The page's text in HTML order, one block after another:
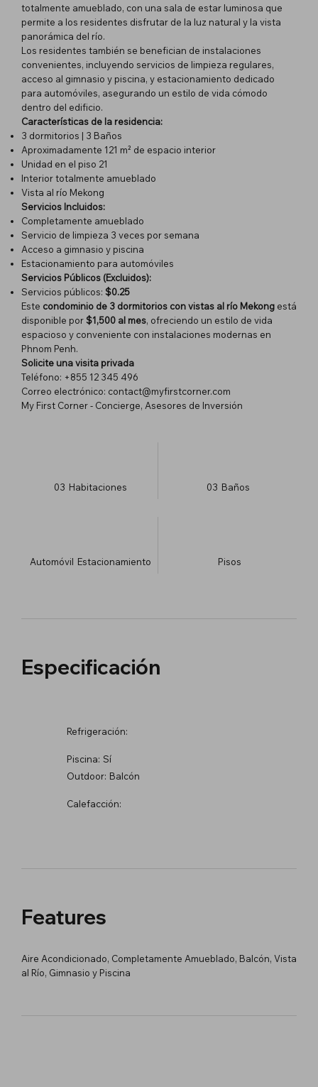
totalmente amueblado, con una sala de estar luminosa que
permite a los residentes disfrutar de la luz natural y la vista
panorámica del río.
Los residentes también se benefician de instalaciones
convenientes, incluyendo servicios de limpieza regulares,
acceso al gimnasio y piscina, y estacionamiento dedicado
para automóviles, asegurando un estilo de vida cómodo
dentro del edificio.
Características de la residencia:
3 dormitorios | 3 Baños
Aproximadamente 121 m² de espacio interior
Unidad en el piso 21
Interior totalmente amueblado
Vista al río Mekong
Servicios Incluidos:
Completamente amueblado
Servicio de limpieza 3 veces por semana
Acceso a gimnasio y piscina
Estacionamiento para automóviles
Servicios Públicos (Excluidos):
Servicios públicos: $0.25
Este condominio de 3 dormitorios con vistas al río Mekong está
disponible por $1,500 al mes, ofreciendo un estilo de vida
espacioso y conveniente con instalaciones modernas en
Phnom Penh.
Solicite una visita privada
Teléfono: +855 12 345 496
Correo electrónico: contact@myfirstcorner.com
My First Corner - Concierge, Asesores de Inversión
03 Habitaciones 03 Baños
Automóvil Estacionamiento ​Pisos
Especificación
Refrigeración:
Piscina: Sí
Outdoor: Balcón
Calefacción:
Features
Aire Acondicionado, Completamente Amueblado, Balcón, Vista
al Río, Gimnasio y Piscina